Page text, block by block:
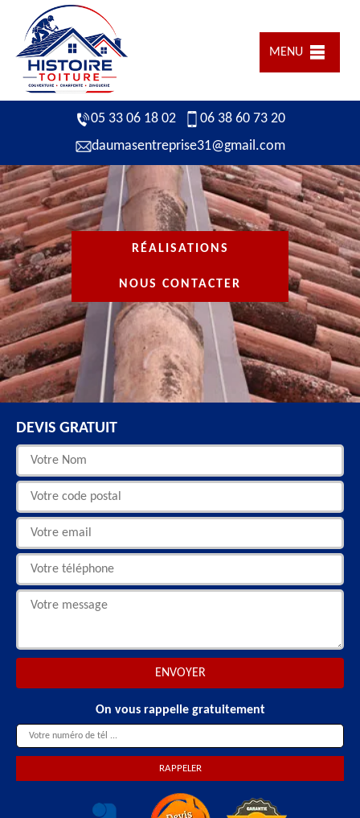
MENU
05 33 06 18 02
06 38 60 73 20
daumasentreprise31@gmail.com
RÉALISATIONS
NOUS CONTACTER
DEVIS GRATUIT
On vous rappelle gratuitement